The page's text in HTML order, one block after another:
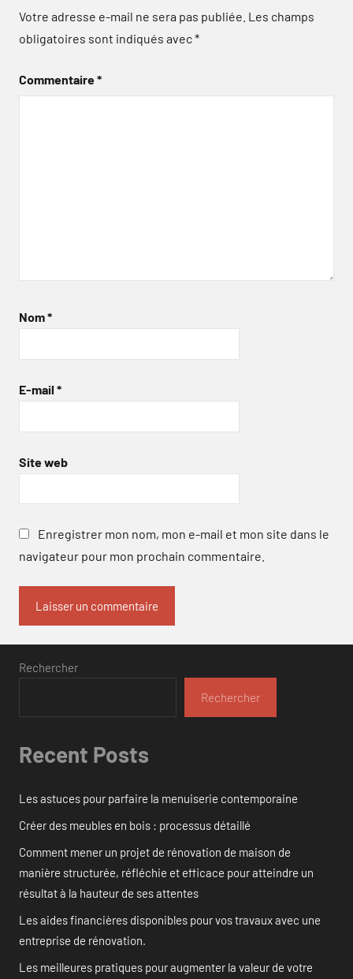
Votre adresse e-mail ne sera pas publiée. Les champs
obligatoires sont indiqués avec*
Commentaire*
Nom*
E-mail *
Site web
Enregistrer mon nom, mon e-mail et mon site dans le
navigateur pour mon prochain commentaire.
Rechercher
Rechercher
Recent Posts
Les astuces pour parfaire la menuiserie contemporaine
Créer des meubles en bois : processus détaillé
Comment mener un projet de rénovation de maison de
manière structurée, réfléchie et efficace pour atteindre un
résultat à la hauteur de ses attentes
Les aides financières disponibles pour vos travaux avec une
entreprise de rénovation.
Les meilleures pratiques pour augmenter la valeur de votre